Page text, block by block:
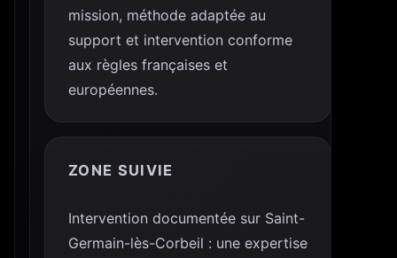
mission, méthode adaptée au
support et intervention conforme
aux règles françaises et
européennes.
ZONE SUIVIE
Intervention documentée sur Saint-
Germain-lès-Corbeil : une expertise